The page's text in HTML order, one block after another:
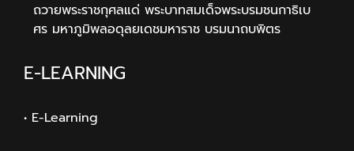
ถวายพระราชกุศลแด่ พระบาทสมเด็จพระบรมชนกาธิเบ
ศร มหาภูมิพลอดุลยเดชมหาราช บรมนาถบพิตร
E-LEARNING
• E-Learning